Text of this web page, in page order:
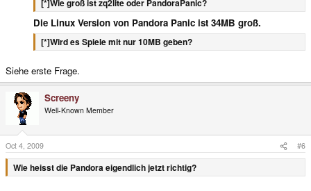
[*]Wie groß ist zq2lite oder PandoraPanic?
Die Linux Version von Pandora Panic ist 34MB groß.
[*]Wird es Spiele mit nur 10MB geben?
Siehe erste Frage.
Screeny
Well-Known Member
Oct 4, 2009 #6
Wie heisst die Pandora eigendlich jetzt richtig?